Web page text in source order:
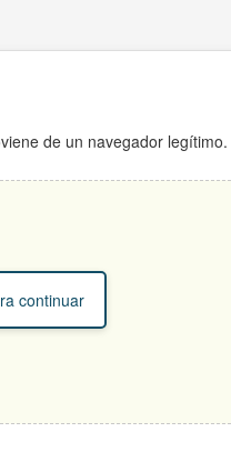
de un navegador legítimo.
continuar